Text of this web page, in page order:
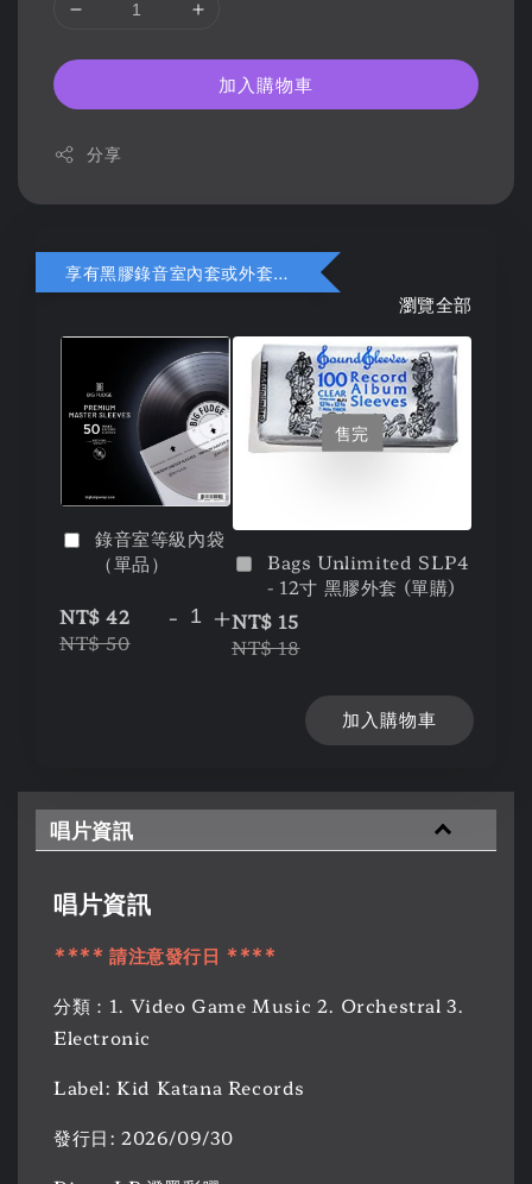
加入購物車
分享
享有黑膠錄音室內套或外套折扣
瀏覽全部
錄音室等級內袋
（單品）
NT$ 42
NT$ 50
- +
售完
Bags Unlimited SLP4
- 12寸 黑膠外套 (單購)
NT$ 15
NT$ 18
加入購物車
唱片資訊
唱片資訊
**** 請注意發行日 ****
分類：1. Video Game Music 2. Orchestral 3.
Electronic
Label: Kid Katana Records
發行日: 2026/09/30